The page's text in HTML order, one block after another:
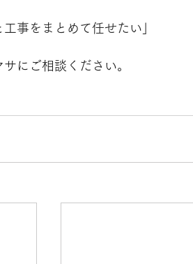
事をまとめて任せたい」
にご相談ください。